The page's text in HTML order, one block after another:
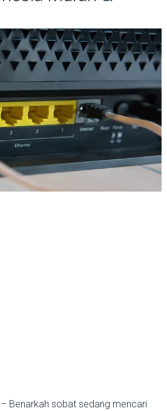
Benarkah sobat sedang mencari